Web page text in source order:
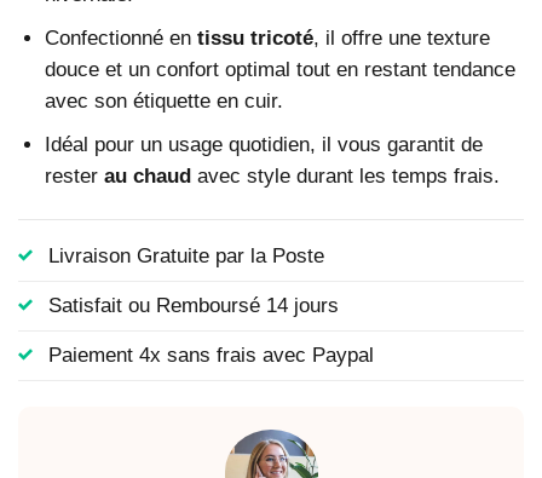
Confectionné en tissu tricoté, il offre une texture
douce et un confort optimal tout en restant tendance
avec son étiquette en cuir.
Idéal pour un usage quotidien, il vous garantit de
rester au chaudavec style durant les temps frais.
Livraison Gratuite par la Poste
Satisfait ou Remboursé 14 jours
Paiement 4x sans frais avec Paypal